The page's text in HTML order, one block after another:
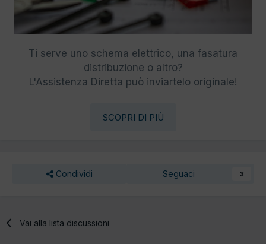
Ti serve uno schema elettrico, una fasatura
distribuzione o altro?
L'Assistenza Diretta può inviartelo originale!
SCOPRI DI PIÙ
Condividi Seguaci 3
Vai alla lista discussioni